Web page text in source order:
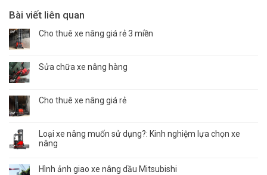
Bài viết liên quan
Cho thuê xe nâng giá rẻ 3 miền
Sửa chữa xe nâng hàng
Cho thuê xe nâng giá rẻ
Loại xe nâng muốn sử dụng?: Kinh nghiệm lựa chọn xe
nâng
Hình ảnh giao xe nâng dầu Mitsubishi